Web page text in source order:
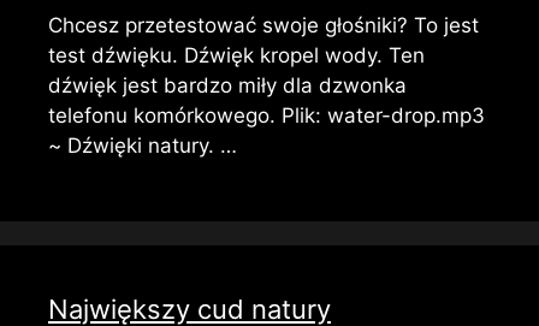
Chcesz przetestować swoje głośniki? To jest
test dźwięku. Dźwięk kropel wody. Ten
dźwięk jest bardzo miły dla dzwonka
telefonu komórkowego. Plik: water-drop.mp3
~ Dźwięki natury. …
Największy cud natury